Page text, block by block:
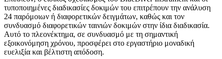
τυποποιημένες διαδικασίες δοκιμών του επιτρέπουν την ανάλυση
24 παρόμοιων ή διαφορετικών δειγμάτων, καθώς και τον
συνδυασμό διαφορετικών ταινιών δοκιμών στην ίδια διαδικασία.
Αυτό το πλεονέκτημα, σε συνδυασμό με τη σημαντική
εξοικονόμηση χρόνου, προσφέρει στο εργαστήριο μοναδική
ευελιξία και βέλτιστη απόδοση.